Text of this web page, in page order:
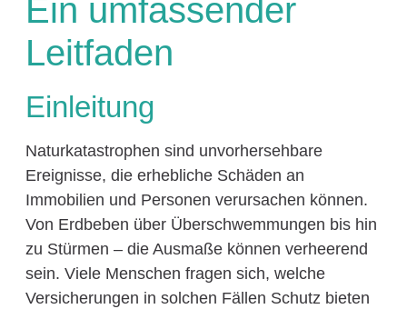
Ein umfassender
Leitfaden
Einleitung
Naturkatastrophen sind unvorhersehbare
Ereignisse, die erhebliche Schäden an
Immobilien und Personen verursachen können.
Von Erdbeben über Überschwemmungen bis hin
zu Stürmen – die Ausmaße können verheerend
sein. Viele Menschen fragen sich, welche
Versicherungen in solchen Fällen Schutz bieten